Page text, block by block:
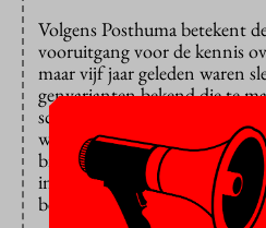
Volgens Posthuma betekent
vooruitgang voor de kennis
maar vijf jaar geleden waren
genvarianten bekend die te
schizofrenie. Tussen de nu
we verbanden die iets zeggen
biologische mechanismen
in staat zijn om schizofrenie
begrijpen.”